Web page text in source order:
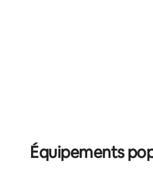
en raison d'allergies
Équipements